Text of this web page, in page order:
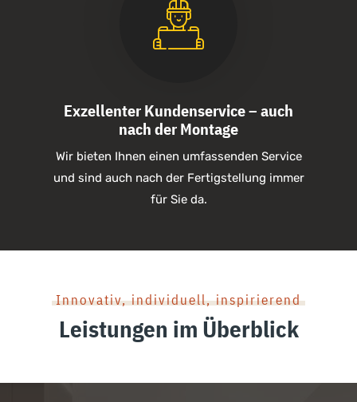
Exzellenter Kundenservice – auch
nach der Montage
Wir bieten Ihnen einen umfassenden Service
und sind auch nach der Fertigstellung immer
für Sie da.
Innovativ, individuell, inspirierend
Leistungen im Überblick